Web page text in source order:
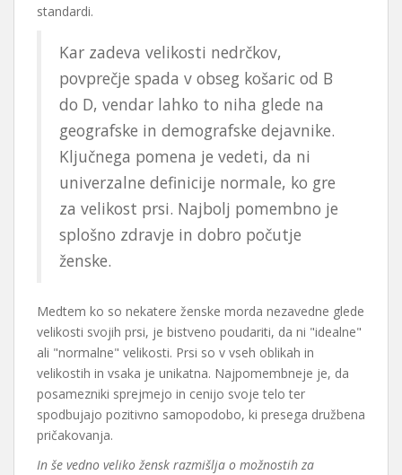
standardi.
Kar zadeva velikosti nedrčkov,
povprečje spada v obseg košaric od B
do D, vendar lahko to niha glede na
geografske in demografske dejavnike.
Ključnega pomena je vedeti, da ni
univerzalne definicije normale, ko gre
za velikost prsi. Najbolj pomembno je
splošno zdravje in dobro počutje
ženske.
Medtem ko so nekatere ženske morda nezavedne glede
velikosti svojih prsi, je bistveno poudariti, da ni "idealne"
ali "normalne" velikosti. Prsi so v vseh oblikah in
velikostih in vsaka je unikatna. Najpomembneje je, da
posamezniki sprejmejo in cenijo svoje telo ter
spodbujajo pozitivno samopodobo, ki presega družbena
pričakovanja.
In še vedno veliko žensk razmišlja o možnostih za